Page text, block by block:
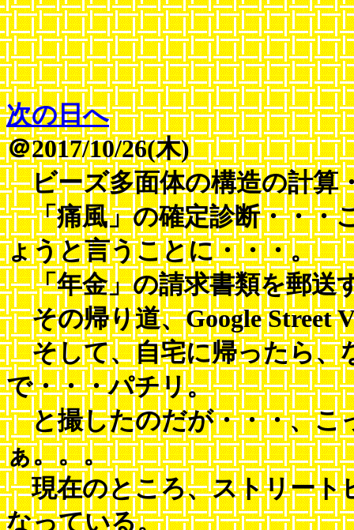
次の日へ
＠2017/10/26(木)
ビーズ多面体の構造の計算
「痛風」の確定診断・・・
ょうと言うことに・・・。
「年金」の請求書類を郵送
その帰り道、Google Street
そして、自宅に帰ったら、
で・・・パチリ。
と撮したのだが・・・、こ
ぁ。。。
現在のところ、ストリート
なっている。